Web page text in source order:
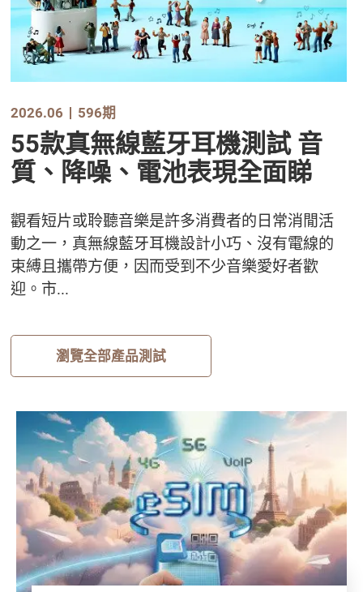
2026.06 596期
55款真無線藍牙耳機測試 音
質、降噪、電池表現全面睇
觀看短片或聆聽音樂是許多消費者的日常消閒活
動之一，真無線藍牙耳機設計小巧、沒有電線的
束縛且攜帶方便，因而受到不少音樂愛好者歡
迎。市...
瀏覽全部產品測試